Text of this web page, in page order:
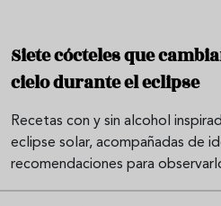
Siete cócteles que
cielo durante el eclipse
Recetas con y sin alcohol
eclipse solar, acompañadas de
recomendaciones para